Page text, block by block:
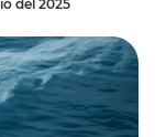
del 2025